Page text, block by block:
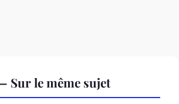
Sur le même sujet